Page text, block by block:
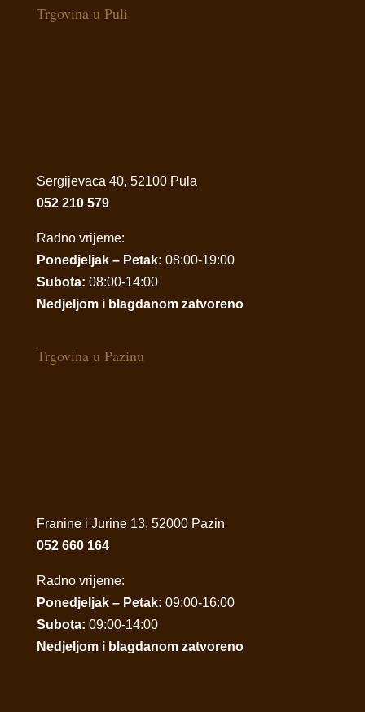
Trgovina u Puli
Sergijevaca 40, 52100 Pula
052 210 579
Radno vrijeme:
Ponedjeljak – Petak: 08:00-19:00
Subota: 08:00-14:00
Nedjeljom i blagdanom zatvoreno
Trgovina u Pazinu
Franine i Jurine 13, 52000 Pazin
052 660 164
Radno vrijeme:
Ponedjeljak – Petak: 09:00-16:00
Subota: 09:00-14:00
Nedjeljom i blagdanom zatvoreno